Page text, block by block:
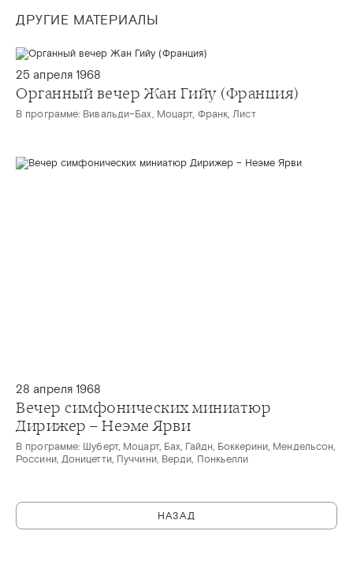
ДРУГИЕ МАТЕРИАЛЫ
25 апреля 1968
Органный вечер Жан Гийу (Франция)
В программе: Вивальди–Бах, Моцарт, Франк, Лист
28 апреля 1968
Вечер симфонических миниатюр
Дирижер – Неэме Ярви
В программе: Шуберт, Моцарт, Бах, Гайдн, Боккерини, Мендельсон,
Россини, Доницетти, Пуччини, Верди, Понкьелли
НАЗАД